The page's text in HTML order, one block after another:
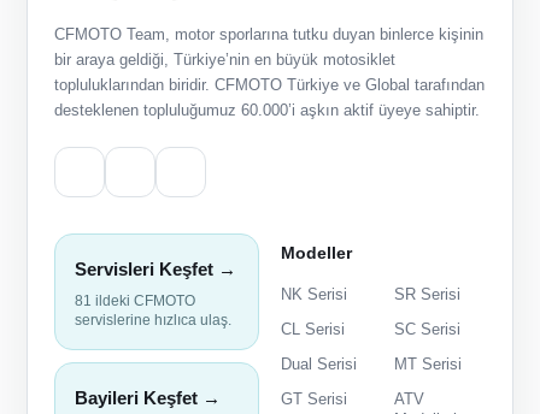
CFMOTO Team, motor sporlarına tutku duyan binlerce kişinin
bir araya geldiği, Türkiye’nin en büyük motosiklet
topluluklarından biridir. CFMOTO Türkiye ve Global tarafından
desteklenen topluluğumuz 60.000’i aşkın aktif üyeye sahiptir.
Servisleri Keşfet →
81 ildeki CFMOTO
servislerine hızlıca ulaş.
Bayileri Keşfet →
Modeller
NK Serisi
SR Serisi
CL Serisi
SC Serisi
Dual Serisi
MT Serisi
GT Serisi
ATV